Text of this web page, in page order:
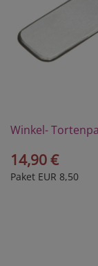
Winkel-
14,90 €
Paket EUR 8,50